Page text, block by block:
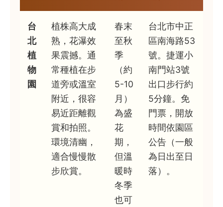
台
北
植
物
園
植株高大成
熟，花瀑效
果震撼。通
常種植在步
道旁或溫室
附近，很容
易近距離觀
賞和拍照。
環境清幽，
適合慢慢散
步欣賞。
春末
至秋
季
（約
5-10
月）
為盛
花
期，
但溫
暖時
冬季
也可
台北市中正
區南海路53
號。捷運小
南門站3號
出口步行約
5分鐘。免
門票，開放
時間依園區
公告（一般
為日出至日
落）。